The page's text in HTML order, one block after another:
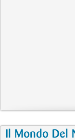
Il Mondo Del